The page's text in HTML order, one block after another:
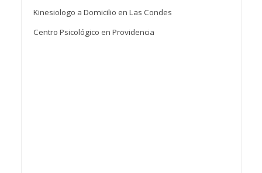
Kinesiologo a Domicilio en Las Condes
Centro Psicológico en Providencia